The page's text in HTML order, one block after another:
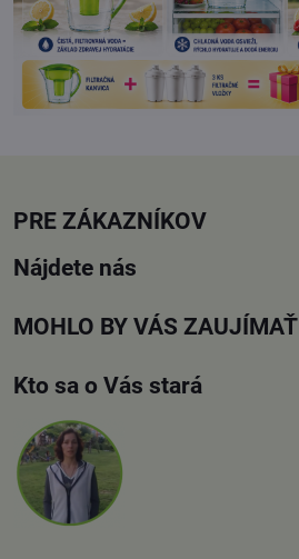
PRE ZÁKAZNÍKOV
Nájdete nás
MOHLO BY VÁS ZAUJÍMAŤ
Kto sa o Vás stará